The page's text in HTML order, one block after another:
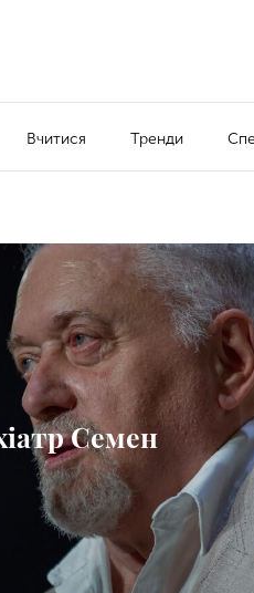
Вчитися Тренди
Семен